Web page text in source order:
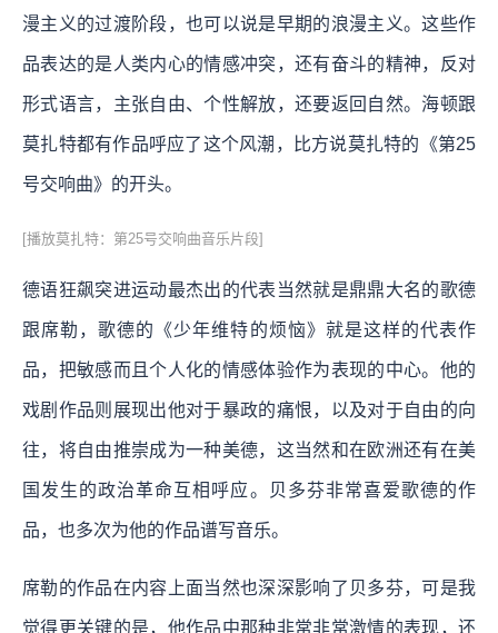
漫主义的过渡阶段，也可以说是早期的浪漫主义。这些作
品表达的是人类内心的情感冲突，还有奋斗的精神，反对
形式语言，主张自由、个性解放，还要返回自然。海顿跟
莫扎特都有作品呼应了这个风潮，比方说莫扎特的《第25
号交响曲》的开头。
[播放莫扎特：第25号交响曲音乐片段]
德语狂飙突进运动最杰出的代表当然就是鼎鼎大名的歌德
跟席勒，歌德的《少年维特的烦恼》就是这样的代表作
品，把敏感而且个人化的情感体验作为表现的中心。他的
戏剧作品则展现出他对于暴政的痛恨，以及对于自由的向
往，将自由推崇成为一种美德，这当然和在欧洲还有在美
国发生的政治革命互相呼应。贝多芬非常喜爱歌德的作
品，也多次为他的作品谱写音乐。
席勒的作品在内容上面当然也深深影响了贝多芬，可是我
觉得更关键的是，他作品中那种非常非常激情的表现，还